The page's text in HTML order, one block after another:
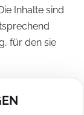
Inhalte sind
für den sie